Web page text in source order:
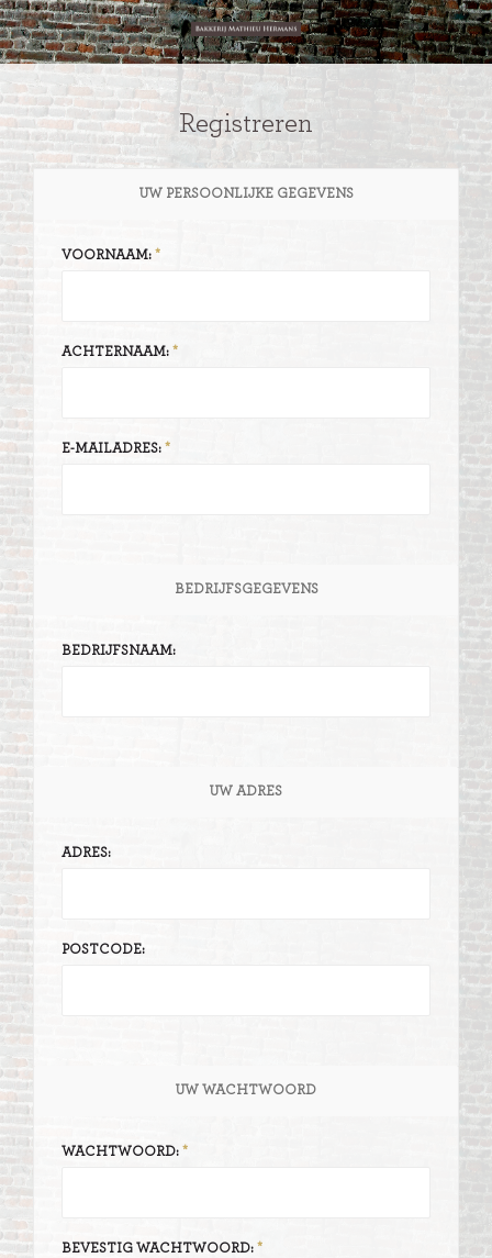
Registreren
UW PERSOONLIJKE GEGEVENS
VOORNAAM:
ACHTERNAAM:
E-MAILADRES:
BEDRIJFSGEGEVENS
BEDRIJFSNAAM:
UW ADRES
ADRES:
POSTCODE:
UW WACHTWOORD
WACHTWOORD:
BEVESTIG WACHTWOORD: